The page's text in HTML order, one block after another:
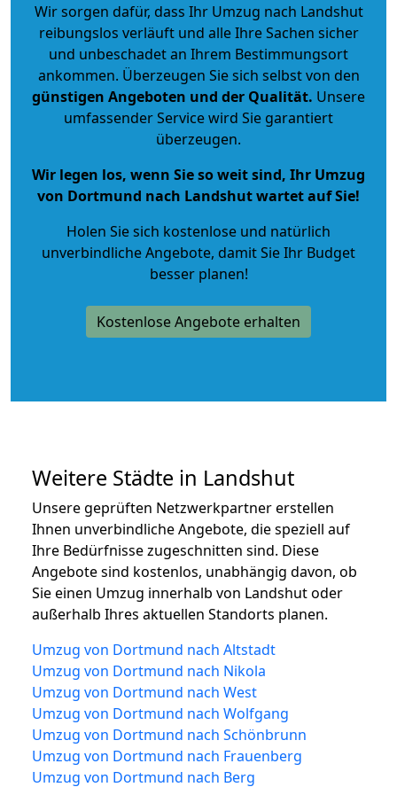
Wir sorgen dafür, dass Ihr Umzug nach Landshut
reibungslos verläuft und alle Ihre Sachen sicher
und unbeschadet an Ihrem Bestimmungsort
ankommen. Überzeugen Sie sich selbst von den
günstigen Angeboten und der Qualität. Unsere
umfassender Service wird Sie garantiert
überzeugen.
Wir legen los, wenn Sie so weit sind, Ihr Umzug
von Dortmund nach Landshut wartet auf Sie!
Holen Sie sich kostenlose und natürlich
unverbindliche Angebote, damit Sie Ihr Budget
besser planen!
Kostenlose Angebote erhalten
Weitere Städte in Landshut
Unsere geprüften Netzwerkpartner erstellen
Ihnen unverbindliche Angebote, die speziell auf
Ihre Bedürfnisse zugeschnitten sind. Diese
Angebote sind kostenlos, unabhängig davon, ob
Sie einen Umzug innerhalb von Landshut oder
außerhalb Ihres aktuellen Standorts planen.
Umzug von Dortmund nach Altstadt
Umzug von Dortmund nach Nikola
Umzug von Dortmund nach West
Umzug von Dortmund nach Wolfgang
Umzug von Dortmund nach Schönbrunn
Umzug von Dortmund nach Frauenberg
Umzug von Dortmund nach Berg